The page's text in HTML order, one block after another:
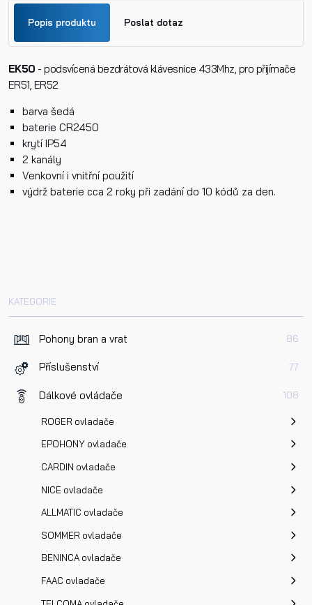
KATEGORIE
Pohony bran a vrat 86
Příslušenství 77
Dálkové ovládače 108
ROGER ovladače
EPOHONY ovladače
CARDIN ovladače
NICE ovladače
ALLMATIC ovladače
SOMMER ovladače
BENINCA ovladače
FAAC ovladače
Popis produktu Poslat dotaz
EK50 - podsvícená bezdrátová klávesnice 433Mhz, pro přijímače
ER51, ER52
barva šedá
baterie CR2450
krytí IP54
2 kanály
Venkovní i vnitřní použití
výdrž baterie cca 2 roky při zadání do 10 kódů za den.
Jméno
Příjmení
Telefon
Dotaz k produktu
osobních údajů
zpracováním osobních údajů.
Odeslat